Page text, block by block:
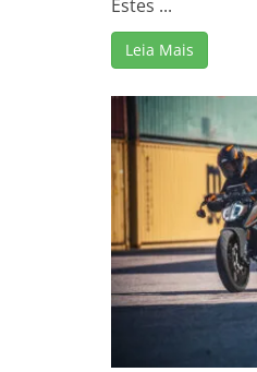
Estes ...
Leia Mais